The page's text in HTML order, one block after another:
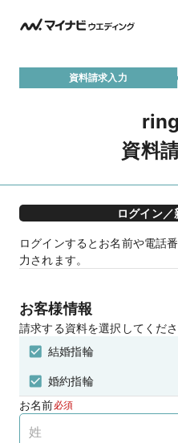
資料請求入力
資料
ログイン
ログインするとお名前や電話
力されます。
お客様情報
請求する資料を選択してくだ
結婚指輪
婚約指輪
お名前必須